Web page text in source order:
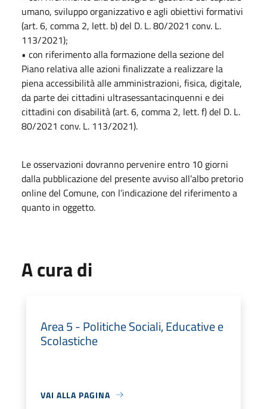
umano, sviluppo organizzativo e agli obiettivi formativi
(art. 6, comma 2, lett. b) del D. L. 80/2021 conv. L.
113/2021);
• con riferimento alla formazione della sezione del
Piano relativa alle azioni finalizzate a realizzare la
piena accessibilità alle amministrazioni, fisica, digitale,
da parte dei cittadini ultrasessantacinquenni e dei
cittadini con disabilità (art. 6, comma 2, lett. f) del D. L.
80/2021 conv. L. 113/2021).
Le osservazioni dovranno pervenire entro 10 giorni
dalla pubblicazione del presente avviso all’albo pretorio
online del Comune, con l’indicazione del riferimento a
quanto in oggetto.
A cura di
Area 5 - Politiche Sociali, Educative e
Scolastiche
VAI ALLA PAGINA